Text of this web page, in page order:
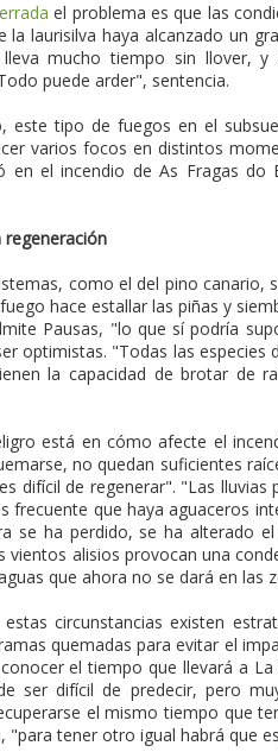
el problema es que las
la laurisilva haya alcanzado un
lleva mucho tiempo sin llover,
puede arder", sentencia.
este tipo de fuegos en el
varios focos en distintos
en el incendio de As Fragas do
regeneración
como el del pino canario,
hace estallar las piñas y
Pausas, "lo que sí podría
optimistas. "Todas las especies
la capacidad de brotar de
está en cómo afecte el
no quedan suficientes
difícil de regenerar". "Las
frecuente que haya aguaceros
se ha perdido, se ha alterado
vientos alisios provocan una
que ahora no se dará en las
circunstancias existen
quemadas para evitar el
el tiempo que llevará a
ser difícil de predecir, pero
el mismo tiempo que
"para tener otro igual habrá que